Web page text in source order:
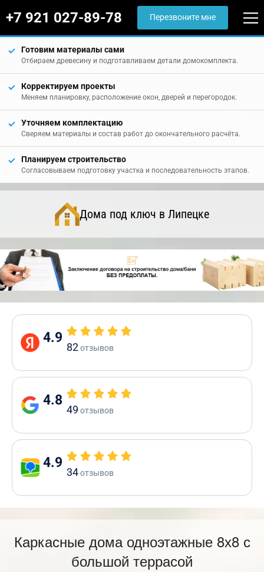
+7 921 027-89-78 Перезвоните мне
Готовим материалы сами
Отбираем древесину и подготавливаем детали домокомплекта.
Корректируем проекты
Меняем планировку, расположение окон, дверей и перегородок.
Уточняем комплектацию
Сверяем материалы и состав работ до окончательного расчёта.
Планируем строительство
Согласовываем подготовку участка и последовательность этапов.
Дома под ключ в Липецке
4.9
82отзывов
4.8
49 отзывов
4.9
34отзывов
Каркасные дома одноэтажные 8х8 с
большой террасой